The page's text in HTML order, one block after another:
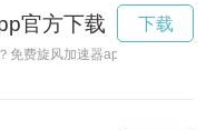
官方下载
免费旋风加速器app可以帮助您实
下载